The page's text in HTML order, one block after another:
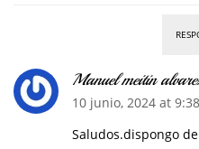
Manuel meitin
10 junio, 2024 at 9:38
Saludos.dispongo